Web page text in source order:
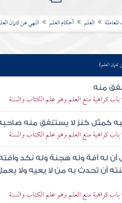
العلم أحكام العلم النهي عن كتمان
العلم)
منه
كراهية منع العلم وهو علم الكتاب والسنة
كمثل كنز لا يستنفق منه
كراهية منع العلم وهو علم الكتاب والسنة
له آفة وله هجنة وله نكد وآفته
أن تحدث به من لا يعيه ولا
كراهية منع العلم وهو علم الكتاب والسنة